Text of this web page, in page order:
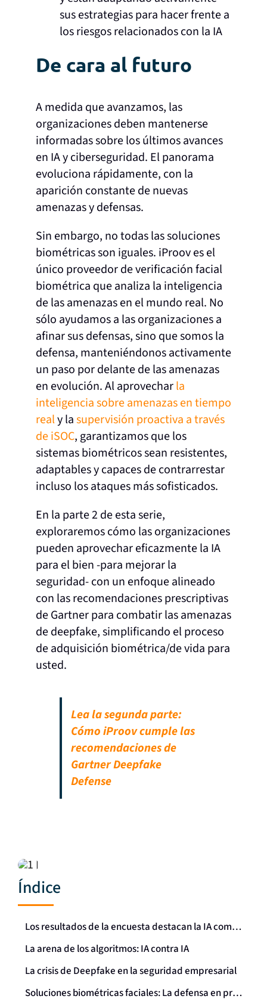
sus estrategias para hacer frente a
los riesgos relacionados con la IA
De cara al futuro
A medida que avanzamos, las
organizaciones deben mantenerse
informadas sobre los últimos avances
en IA y ciberseguridad. El panorama
evoluciona rápidamente, con la
aparición constante de nuevas
amenazas y defensas.
Sin embargo, no todas las soluciones
biométricas son iguales. iProov es el
único proveedor de verificación facial
biométrica que analiza la inteligencia
de las amenazas en el mundo real. No
sólo ayudamos a las organizaciones a
afinar sus defensas, sino que somos la
defensa, manteniéndonos activamente
un paso por delante de las amenazas
en evolución. Al aprovecharla
inteligencia sobre amenazas en tiempo
realy lasupervisión proactiva a través
de iSOC, garantizamos que los
sistemas biométricos sean resistentes,
adaptables y capaces de contrarrestar
incluso los ataques más sofisticados.
En la parte 2 de esta serie,
exploraremos cómo las organizaciones
pueden aprovechar eficazmente la IA
para el bien -para mejorar la
seguridad- con un enfoque alineado
con las recomendaciones prescriptivas
de Gartner para combatir las amenazas
de deepfake, simplificando el proceso
de adquisición biométrica/de vida para
usted.
Lea la segunda parte:
Cómo iProov cumple las
recomendaciones de
Gartner Deepfake
Defense
Índice
Los resultados de la encuesta destacan la IA como "un arma de doble filo"
La arena de los algoritmos: IA contra IA
La crisis de Deepfake en la seguridad empresarial
Soluciones biométricas faciales: La defensa en primera línea